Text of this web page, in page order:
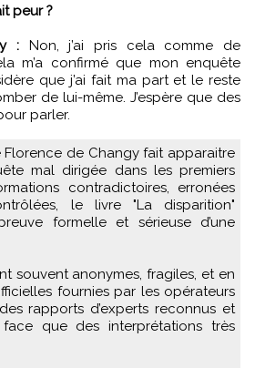
peur ?
: Non, j’ai pris cela comme de
m’a confirmé que mon enquête
que j’ai fait ma part et le reste
de lui-même. J’espère que des
parler.
mal dirigée dans les premiers
contradictoires, erronées
le livre "La disparition"
formelle et sérieuse d’une
souvent anonymes, fragiles, et en
fournies par les opérateurs
rapports d’experts reconnus et
que des interprétations très